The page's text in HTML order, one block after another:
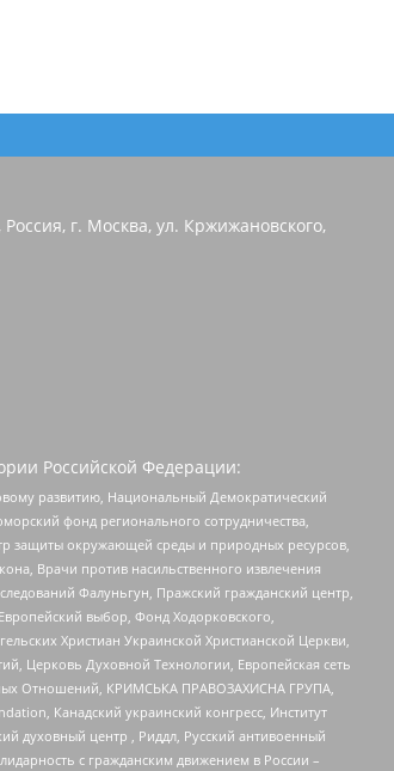
г. Москва, ул. Кржижановского,
Российской Федерации:
развитию, Национальный Демократический
фонд регионального сотрудничества,
защиты окружающей среды и природных ресурсов,
Врачи против насильственного извлечения
Фалуньгун, Пражский гражданский центр,
выбор, Фонд Ходорковского,
Христиан Украинской Христианской Церкви,
Церковь Духовной Технологии, Европейская сеть
Отношений, КРИМСЬКА ПРАВОЗАХИСНА ГРУПА,
Канадский украинский конгресс, Институт
духовный центр , Риддл, Русский антивоенный
с гражданским движением в России –